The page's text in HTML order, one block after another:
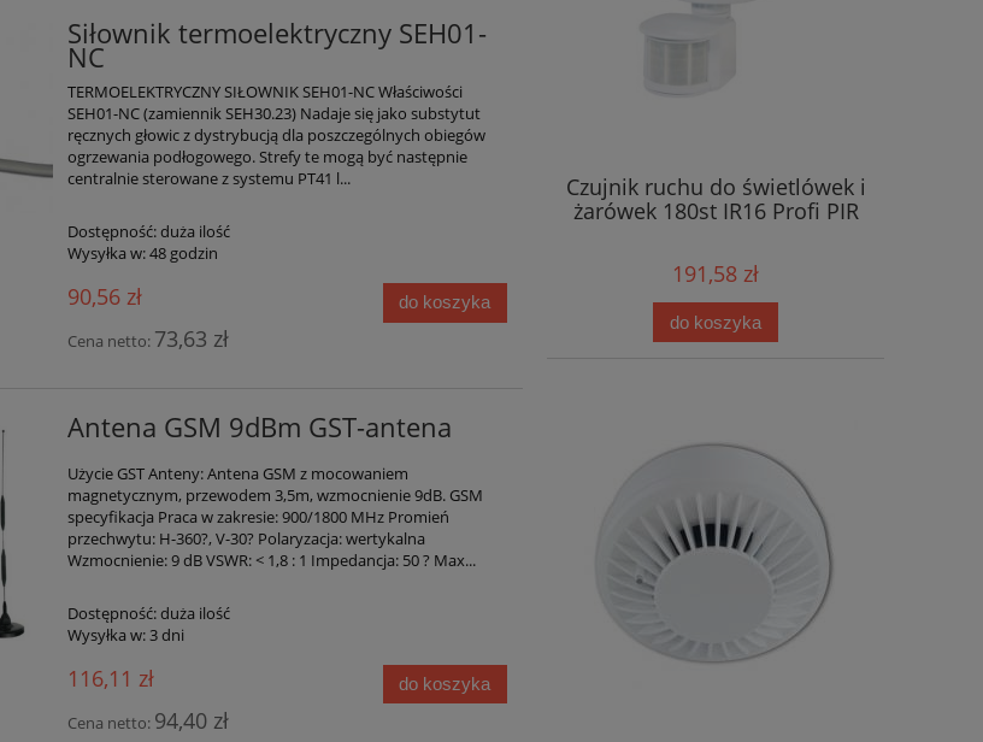
Siłownik termoelektryczny SEH01-
NC
TERMOELEKTRYCZNY SIŁOWNIK SEH01-NC Właściwości
SEH01-NC (zamiennik SEH30.23) Nadaje się jako substytut
ręcznych głowic z dystrybucją dla poszczególnych obiegów
ogrzewania podłogowego. Strefy te mogą być następnie
centralnie sterowane z systemu PT41 l...
Dostępność:duża ilość
Wysyłka w:48 godzin
90,56 zł
Cena netto: 73,63 zł
do koszyka
Antena GSM 9dBm GST-antena
Użycie GST Anteny: Antena GSM z mocowaniem
magnetycznym, przewodem 3,5m, wzmocnienie 9dB. GSM
specyfikacja Praca w zakresie: 900/1800 MHz Promień
przechwytu: H-360?, V-30? Polaryzacja: wertykalna
Wzmocnienie: 9 dB VSWR: < 1,8 : 1 Impedancja: 50 ? Max...
Dostępność:duża ilość
Wysyłka w: 3 dni
116,11 zł
Cena netto: 94,40 zł
do koszyka
Czujnik ruchu do świetlówek i
żarówek 180st IR16 Profi PIR
191,58 zł
do koszyka